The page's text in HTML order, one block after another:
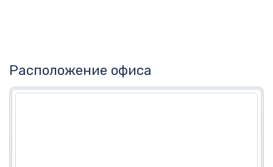
Расположение офиса